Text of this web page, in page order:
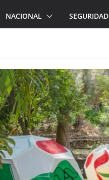
NACIONAL SEGURIDAD